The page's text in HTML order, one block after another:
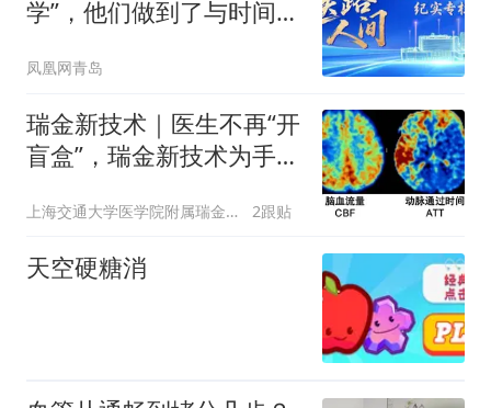
学”，他们做到了与时间赛
凤凰网青岛
瑞金新技术｜医生不再“开
盲盒”，瑞金新技术为手术
上海交通大学医学院附属瑞金医院 2跟贴
天空硬糖消